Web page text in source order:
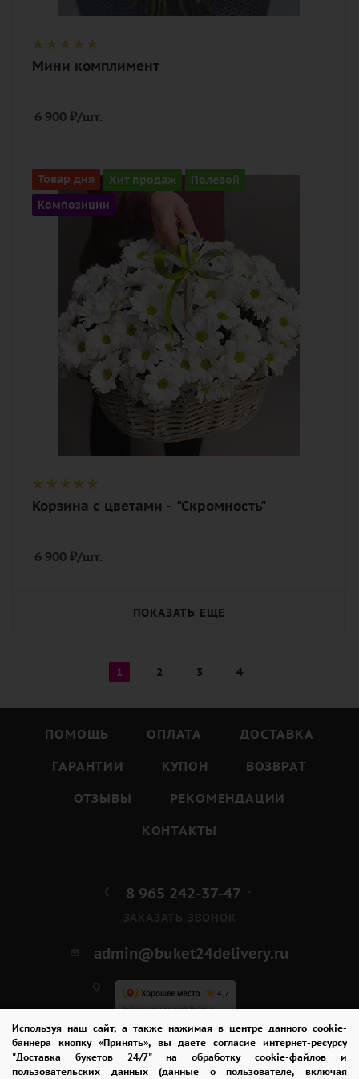
Используя наш сайт, а также нажимая в центре данного cookie-
баннера кнопку «Принять», вы даете согласие интернет-ресурсу
"Доставка букетов 24/7" на обработку cookie-файлов и
пользовательских данных (данные о пользователе, включая
Мини комплимент
6 900 ₽/шт.
Товар дня Хит продаж Полевой
Композиции
Количество
11
Описание
хризантема кустовая, оазис, лента,
корзина
Корзина с цветами - "Скромность"
6 900 ₽/шт.
ПОКАЗАТЬ ЕЩЕ
1 2 3 4
ПОМОЩЬ ОПЛАТА
ДОСТАВКА
ГАРАНТИИ
КУПОН
ВОЗВРАТ
ОТЗЫВЫ
РЕКОМЕНДАЦИИ
КОНТАКТЫ
8 965 242-37-47
admin@buket24delivery.ru
ул. Республиканская,
павильон "Цветы"